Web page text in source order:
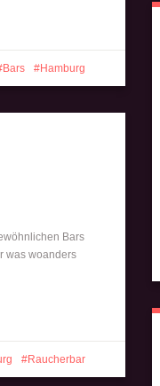
Bars Hamburg
Bars
was woanders
Raucherbar